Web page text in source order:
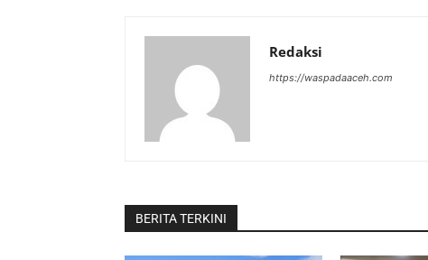
Redaksi
https://waspadaaceh.com
BERITA TERKINI